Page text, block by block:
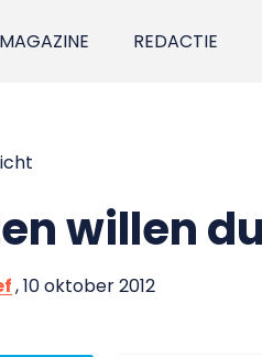
MAGAZINE REDACTIE
willen
, 10 oktober 2012